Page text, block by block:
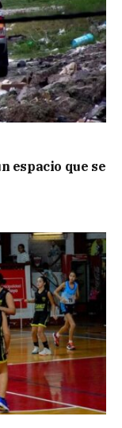
espacio que se